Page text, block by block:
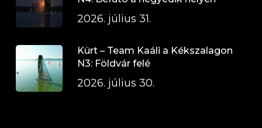
2026. július 31.
Kürt – Team Kaáli a Kékszalagon
N3: Földvár felé
2026. július 30.